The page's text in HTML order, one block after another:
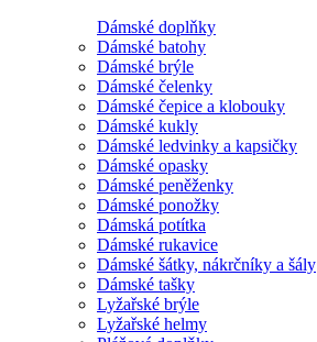
Dámské doplňky
Dámské batohy
Dámské brýle
Dámské čelenky
Dámské čepice a klobouky
Dámské kukly
Dámské ledvinky a kapsičky
Dámské opasky
Dámské peněženky
Dámské ponožky
Dámská potítka
Dámské rukavice
Dámské šátky, nákrčníky a šály
Dámské tašky
Lyžařské brýle
Lyžařské helmy